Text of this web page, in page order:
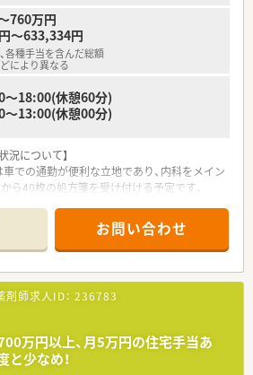
760万円
～633,334円
各種手当を含んだ総額
により異なる
～18:00(休憩60分)
13:00(休憩00分)
況について】
での通勤が便利な立地であり、内科をメイン
ら40枚の処方箋を受け付ける予定です。
導入することで調剤過誤の防止を徹底しま
連携しながら、地域に根ざしたかかりつけ薬
指導や健康相談に対応していく方針です。
人物像について】
舗オープンに伴う急募案件であり、店舗運営
剤師として活躍できる方を求めています。
がある方はもちろん、一人薬剤師として責任
組んだ経験をお持ちの方を歓迎いたしま
お問い合わせ
剤師求人ID： 236783
万円以上、月5万円の住宅手当あ
と少なめ！